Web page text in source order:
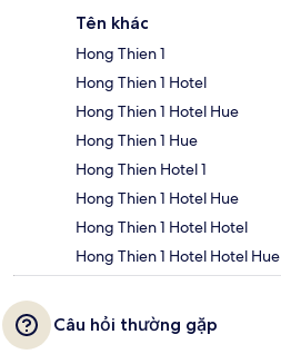
Tên khác
Hong Thien 1
Hong Thien 1 Hotel
Hong Thien 1 Hotel Hue
Hong Thien 1 Hue
Hong Thien Hotel 1
Hong Thien 1 Hotel Hue
Hong Thien 1 Hotel Hotel
Hong Thien 1 Hotel Hotel Hue
Câu hỏi thường gặp